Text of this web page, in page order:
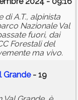
A.T., alpinista
Nazionale Val
fuori, dai
Forestali del
ma vivo.
Grande- 19